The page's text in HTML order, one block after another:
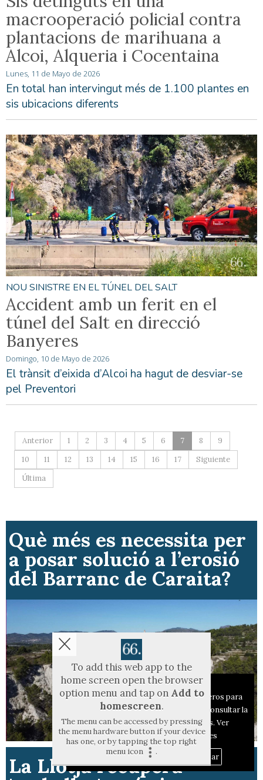
macrooperació policial contra
plantacions de marihuana a
Alcoi, Alqueria i Cocentaina
Lunes, 11 de Mayo de 2026
En total han intervingut més de 1.100 plantes en
sis ubicacions diferents
NOU SINISTRE EN EL TÚNEL DEL SALT
Accident amb un ferit en el
túnel del Salt en direcció
Banyeres
Domingo, 10 de Mayo de 2026
El trànsit d’eixida d’Alcoi ha hagut de desviar-se
pel Preventori
Anterior 1 2 3 4 5 6 7 8
9
10
11 12 13 14 15 16 17
Siguiente
Última
Què més es necessita per
a posar solució a l’erosió
del Barranc de Caraita?
La Llotja recupera
To add this web app to the
home screen open the browser
option menu and tap on Add to
homescreen.
The menu can be accessed by pressing
the menu hardware button if your device
has one, or by tapping the top right
menu icon
.
Aviso sobre el Uso de cookies:
Utilizamos cookies nuestras y de terceros para
el funcionamiento del digital. Puedes consultar la
lista de cookies y como desconectarlas. Ver
nuestra Política de Privacidad y Cookies
Aceptar Cookies Personalizar